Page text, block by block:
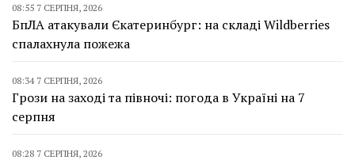
08:55 7 СЕРПНЯ, 2026
БпЛА атакували Єкатеринбург: на складі Wildberries
спалахнула пожежа
08:34 7 СЕРПНЯ, 2026
Грози на заході та півночі: погода в Україні на 7
серпня
08:28 7 СЕРПНЯ, 2026